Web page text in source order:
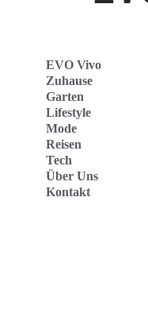
EVO Vivo
Zuhause
Garten
Lifestyle
Mode
Reisen
Tech
Über Uns
Kontakt